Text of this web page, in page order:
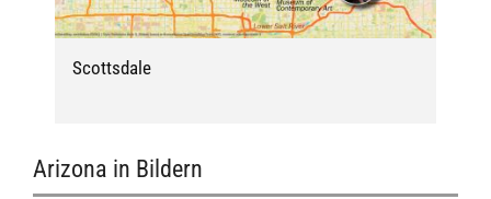
Scottsdale
Arizona in Bildern